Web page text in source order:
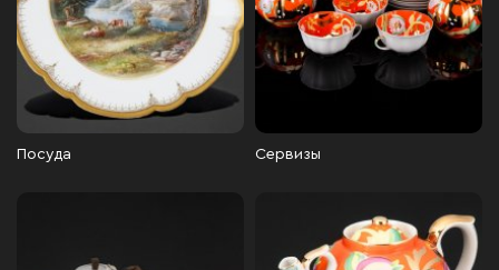
Посуда Сервизы